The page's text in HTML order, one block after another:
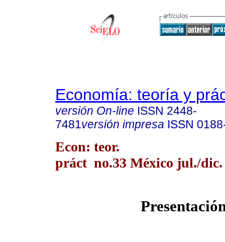
Economía: teoría y
versión On-line ISSN 2448-
7481versión impresa ISSN
Econ: teor.
práct no.33 México jul./dic.